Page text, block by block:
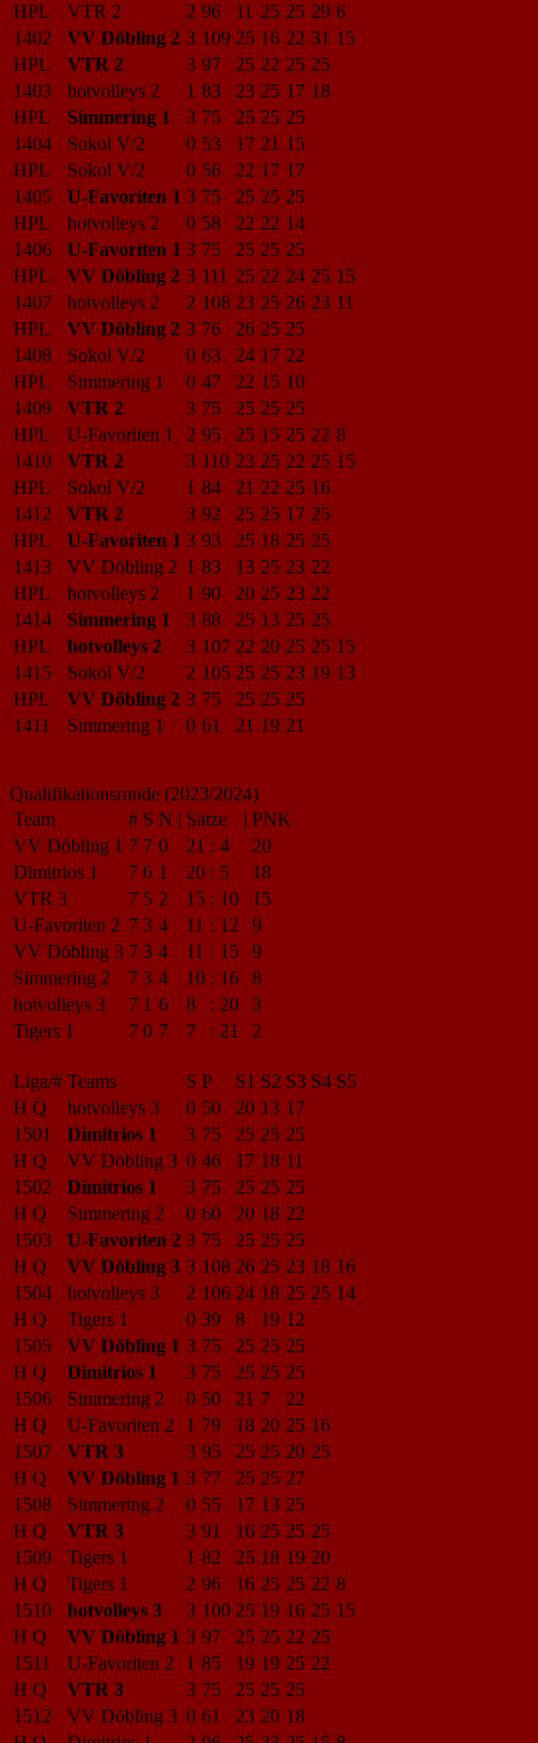
HPL
VTR 2 2 96 11 25 25 29 6
1402
VV Döbling 2 3 109 25 16 22 31 15
HPL
VTR 2 3 97 25 22 25 25
1403
hotvolleys 2 1 83 23 25 17 18
HPL
Simmering 1 3 75 25 25 25
1404
Sokol V/2 0 53 17 21 15
HPL
Sokol V/2 0 56 22 17 17
1405
U-Favoriten 1 3 75 25 25 25
HPL
hotvolleys 2 0 58 22 22 14
1406
U-Favoriten 1 3 75 25 25 25
HPL
VV Döbling 2 3 111 25 22 24 25 15
1407
hotvolleys 2 2 108 23 25 26 23 11
HPL
VV Döbling 2 3 76 26 25 25
1408
Sokol V/2 0 63 24 17 22
HPL
Simmering 1 0 47 22 15 10
1409
VTR 2 3 75 25 25 25
HPL
U-Favoriten 1 2 95 25 15 25 22 8
1410
VTR 2 3 110 23 25 22 25 15
HPL
Sokol V/2 1 84 21 22 25 16
1412
VTR 2 3 92 25 25 17 25
HPL
U-Favoriten 1 3 93 25 18 25 25
1413
VV Döbling 2 1 83 13 25 23 22
HPL
hotvolleys 2 1 90 20 25 23 22
1414
Simmering 1 3 88 25 13 25 25
HPL
hotvolleys 2 3 107 22 20 25 25 15
1415
Sokol V/2 2 105 25 25 23 19 13
HPL
VV Döbling 2 3 75 25 25 25
1411
Simmering 1 0 61 21 19 21
Qualifikationsrunde (2023/2024)
Team
# S N | Sätze | PNK
VV Döbling 1 7 7 0 21 : 4
20
Dimitrios 1
7 6 1 20 : 5
18
VTR 3
7 5 2 15 : 10
15
U-Favoriten 2 7 3 4 11 : 12
9
VV Döbling 3 7 3 4 11 : 15
9
Simmering 2
7 3 4 10 : 16
8
hotvolleys 3
7 1 6 8 : 20
3
Tigers 1
7 0 7 7 : 21 2
Liga/# Teams S P S1 S2 S3 S4 S5
H Q
hotvolleys 3 0 50 20 13 17
1501
Dimitrios 1 3 75 25 25 25
H Q
VV Döbling 3 0 46 17 18 11
1502
Dimitrios 1 3 75 25 25 25
H Q
Simmering 2 0 60 20 18 22
1503
U-Favoriten 2 3 75 25 25 25
H Q
VV Döbling 3 3 108 26 25 23 18 16
1504
hotvolleys 3 2 106 24 18 25 25 14
H Q
Tigers 1 0 39 8 19 12
1505
VV Döbling 1 3 75 25 25 25
H Q
Dimitrios 1 3 75 25 25 25
1506
Simmering 2 0 50 21 7
22
H Q
U-Favoriten 2 1 79 18 20 25 16
1507
VTR 3 3 95 25 25 20 25
H Q
VV Döbling 1 3 77 25 25 27
1508
Simmering 2 0 55 17 13 25
H Q
VTR 3 3 91 16 25 25 25
1509
Tigers 1 1 82 25 18 19 20
H Q
Tigers 1 2 96 16 25 25 22 8
1510
hotvolleys 3 3 100 25 19 16 25 15
H Q
VV Döbling 1 3 97 25 25 22 25
1511
U-Favoriten 2 1 85 19 19 25 22
H Q
VTR 3 3 75 25 25 25
1512
VV Döbling 3 0 61 23 20 18